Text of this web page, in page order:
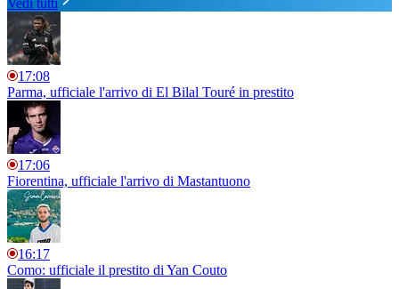
Vedi tutti
17:08
Parma, ufficiale l'arrivo di El Bilal Touré in prestito
17:06
Fiorentina, ufficiale l'arrivo di Mastantuono
16:17
Como: ufficiale il prestito di Yan Couto